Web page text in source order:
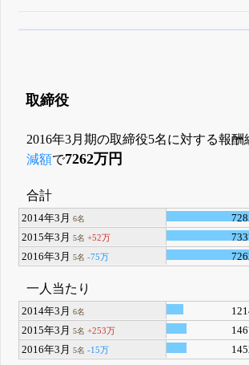
取締役
2016年3月期の取締役5名に対する報酬
減額で7262万円
合計
2014年3月6名
2015年3月5名 +52万
2016年3月5名 -75万
一人当たり
2014年3月6名
2015年3月5名 +253万
2016年3月5名 -15万